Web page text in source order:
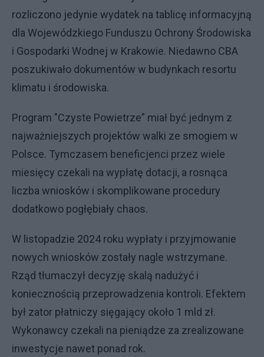
rozliczono jedynie wydatek na tablicę informacyjną
dla Wojewódzkiego Funduszu Ochrony Środowiska
i Gospodarki Wodnej w Krakowie. Niedawno CBA
poszukiwało dokumentów w budynkach resortu
klimatu i środowiska.
Program "Czyste Powietrze” miał być jednym z
najważniejszych projektów walki ze smogiem w
Polsce. Tymczasem beneficjenci przez wiele
miesięcy czekali na wypłatę dotacji, a rosnąca
liczba wniosków i skomplikowane procedury
dodatkowo pogłębiały chaos.
W listopadzie 2024 roku wypłaty i przyjmowanie
nowych wniosków zostały nagle wstrzymane.
Rząd tłumaczył decyzję skalą nadużyć i
koniecznością przeprowadzenia kontroli. Efektem
był zator płatniczy sięgający około 1 mld zł.
Wykonawcy czekali na pieniądze za zrealizowane
inwestycje nawet ponad rok.